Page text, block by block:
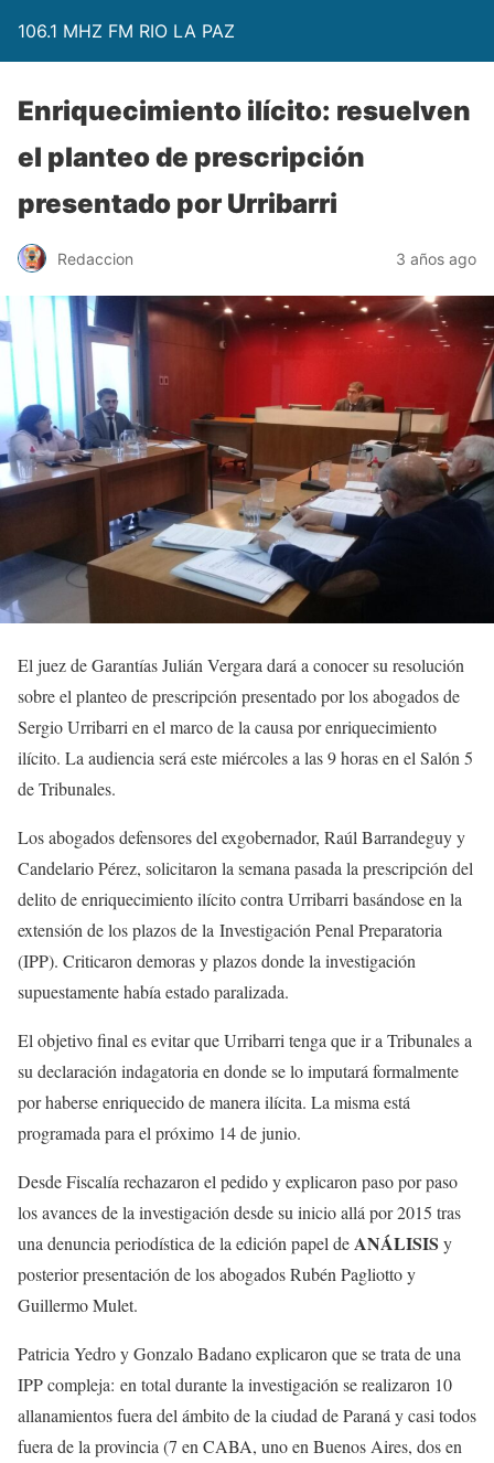
106.1 MHZ FM RIO LA PAZ
Enriquecimiento ilícito: resuelven
el planteo de prescripción
presentado por Urribarri
Redaccion 3 años ago
El juez de Garantías Julián Vergara dará a conocer su resolución
sobre el planteo de prescripción presentado por los abogados de
Sergio Urribarri en el marco de la causa por enriquecimiento
ilícito. La audiencia será este miércoles a las 9 horas en el Salón 5
de Tribunales.
Los abogados defensores del exgobernador, Raúl Barrandeguy y
Candelario Pérez, solicitaron la semana pasada la prescripción del
delito de enriquecimiento ilícito contra Urribarri basándose en la
extensión de los plazos de la Investigación Penal Preparatoria
(IPP). Criticaron demoras y plazos donde la investigación
supuestamente había estado paralizada.
El objetivo final es evitar que Urribarri tenga que ir a Tribunales a
su declaración indagatoria en donde se lo imputará formalmente
por haberse enriquecido de manera ilícita. La misma está
programada para el próximo 14 de junio.
Desde Fiscalía rechazaron el pedido y explicaron paso por paso
los avances de la investigación desde su inicio allá por 2015 tras
una denuncia periodística de la edición papel deANÁLISIS y
posterior presentación de los abogados Rubén Pagliotto y
Guillermo Mulet.
Patricia Yedro y Gonzalo Badano explicaron que se trata de una
IPP compleja: en total durante la investigación se realizaron 10
allanamientos fuera del ámbito de la ciudad de Paraná y casi todos
fuera de la provincia (7 en CABA, uno en Buenos Aires, dos en